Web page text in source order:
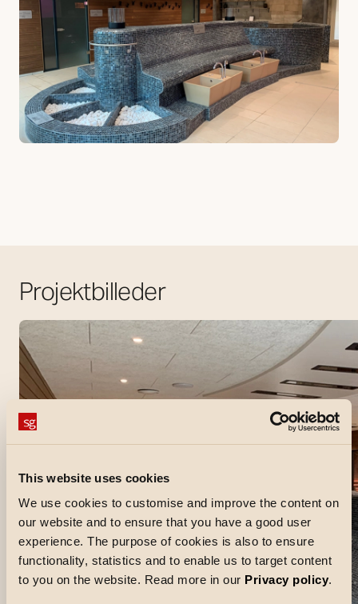
This website uses cookies
We use cookies to customise and improve the content on
our website and to ensure that you have a good user
experience. The purpose of cookies is also to ensure
functionality, statistics and to enable us to target content
to you on the website. Read more in our Privacy policy.
Projektbilleder